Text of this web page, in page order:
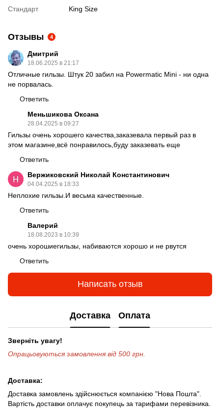
Стандарт King Size
Отзывы 4
Дмитрий
18.06.2025 в 21:17
Отличные гильзы. Штук 20 забил на Powermatic Mini - ни одна
не порвалась.
Ответить
Меньшикова Оксана
28.04.2025 в 09:27
Гильзы очень хорошего качества,заказевала первый раз в
этом магазине,всё понравилось,буду заказевать еще
Ответить
Вержиковский Николай Константинович
04.04.2025 в 18:33
Неплохие гильзы.И весьма качественные.
Ответить
Валерий
18.08.2023 в 10:39
очень хорошиегильзы, набиваются хорошо и не рвутся
Ответить
Написать отзыв
Доставка Оплата
Зверніть увагу!
Опрацьовуються замовлення від 500 грн.
Доставка:
Доставка замовлень здійснюється компанією "Нова Пошта".
Вартість доставки оплачує покупець за тарифами перевізника.